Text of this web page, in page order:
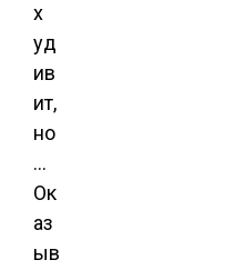
х
уд
ив
ит,
но
…
Ок
аз
ыв